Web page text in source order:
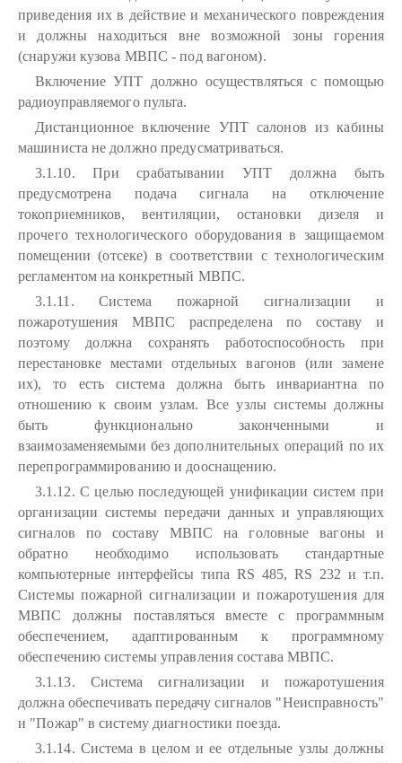
приведения их в действие и механического повреждения
и должны находиться вне возможной зоны горения
(снаружи кузова МВПС - под вагоном).
Включение УПТ должно осуществляться с помощью
радиоуправляемого пульта.
Дистанционное включение УПТ салонов из кабины
машиниста не должно предусматриваться.
3.1.10. При срабатывании УПТ должна быть
предусмотрена подача сигнала на отключение
токоприемников, вентиляции, остановки дизеля и
прочего технологического оборудования в защищаемом
помещении (отсеке) в соответствии с технологическим
регламентом на конкретный МВПС.
3.1.11. Система пожарной сигнализации и
пожаротушения МВПС распределена по составу и
поэтому должна сохранять работоспособность при
перестановке местами отдельных вагонов (или замене
их), то есть система должна быть инвариантна по
отношению к своим узлам. Все узлы системы должны
быть функционально законченными и
взаимозаменяемыми без дополнительных операций по их
перепрограммированию и дооснащению.
3.1.12. С целью последующей унификации систем при
организации системы передачи данных и управляющих
сигналов по составу МВПС на головные вагоны и
обратно необходимо использовать стандартные
компьютерные интерфейсы типа RS 485, RS 232 и т.п.
Системы пожарной сигнализации и пожаротушения для
МВПС должны поставляться вместе с программным
обеспечением, адаптированным к программному
обеспечению системы управления состава МВПС.
3.1.13. Система сигнализации и пожаротушения
должна обеспечивать передачу сигналов "Неисправность"
и "Пожар" в систему диагностики поезда.
3.1.14. Система в целом и ее отдельные узлы должны